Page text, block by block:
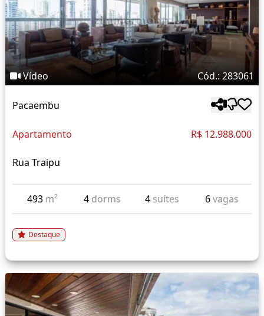
Vídeo Cód.: 283061
Pacaembu
Apartamento R$ 12.988.000
Rua Traipu
493 m² 4 dorms 4 suítes 6vagas
Destaque